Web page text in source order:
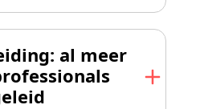
al meer